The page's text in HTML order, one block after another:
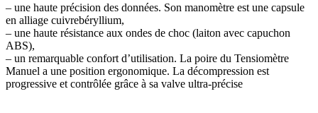
– une haute précision des données. Son manomètre est une capsule
en alliage cuivrebéryllium,
– une haute résistance aux ondes de choc (laiton avec capuchon
ABS),
– un remarquable confort d’utilisation. La poire du Tensiomètre
Manuel a une position ergonomique. La décompression est
progressive et contrôlée grâce à sa valve ultra-précise